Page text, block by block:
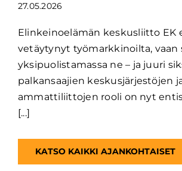
27.05.2026
Elinkeinoelämän keskusliitto EK
vetäytynyt työmarkkinoilta, vaan
yksipuolistamassa ne – ja juuri
palkansaajien keskusjärjestöjen
ammattiliittojen rooli on nyt
[...]
KATSO KAIKKI AJANKOHTAISET